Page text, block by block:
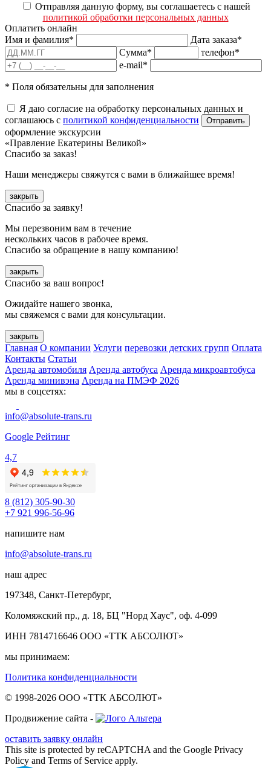
Отправляя данную форму, вы соглашаетесь с нашей
политикой обработки персональных данных
Оплатить онлайн
Имя и фамилия*
Дата заказа*
Сумма*
телефон*
e-mail*
* Поля обязательны для заполнения
Я даю согласие на обработку персональных данных и
соглашаюсь с политикой конфиденциальности
оформление экскурсии
«Правление Екатерины Великой»
Спасибо за заказ!
Наши менеджеры свяжутся с вами в ближайшее время!
закрыть
Спасибо за заявку!
Мы перезвоним вам в течение
нескольких часов в рабочее время.
Спасибо за обращение в нашу компанию!
закрыть
Спасибо за ваш вопрос!
Ожидайте нашего звонка,
мы свяжемся с вами для консультации.
закрыть
Главная О компании Услуги перевозки детских групп Оплата
Контакты Статьи
Аренда автомобиля Аренда автобуса Аренда микроавтобуса
Аренда минивэна Аренда на ПМЭФ 2026
мы в соцсетях:
info@absolute-trans.ru
Google Рейтинг
4,7
8 (812) 305-90-30
+7 921 996-56-96
напишите нам
info@absolute-trans.ru
наш адрес
197348, Санкт-Петербург,
Коломяжский пр., д. 18, БЦ "Норд Хаус", оф. 4‑099
ИНН 7814716646 ООО «ТТК АБСОЛЮТ»
мы принимаем:
Политика конфиденциальности
© 1998-2026 ООО «ТТК АБСОЛЮТ»
Продвижение сайта -
оставить заявку онлайн
This site is protected by reCAPTCHA and the Google Privacy
Policy and Terms of Service apply.